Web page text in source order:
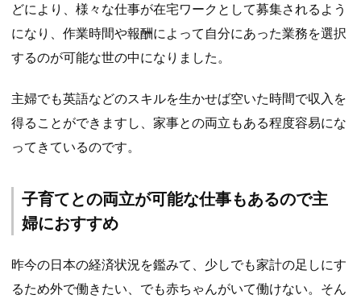
どにより、様々な仕事が在宅ワークとして募集されるよう
になり、作業時間や報酬によって自分にあった業務を選択
するのが可能な世の中になりました。
主婦でも英語などのスキルを生かせば空いた時間で収入を
得ることができますし、家事との両立もある程度容易にな
ってきているのです。
子育てとの両立が可能な仕事もあるので主
婦におすすめ
昨今の日本の経済状況を鑑みて、少しでも家計の足しにす
るため外で働きたい、でも赤ちゃんがいて働けない。そん